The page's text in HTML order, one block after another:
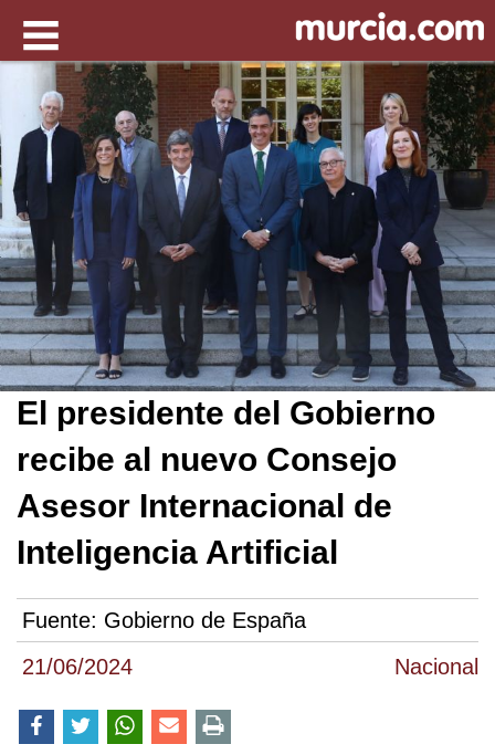
21/06/2024 Nacional
El presidente del Gobierno
recibe al nuevo Consejo
Asesor Internacional de
Inteligencia Artificial
Fuente: Gobierno de España